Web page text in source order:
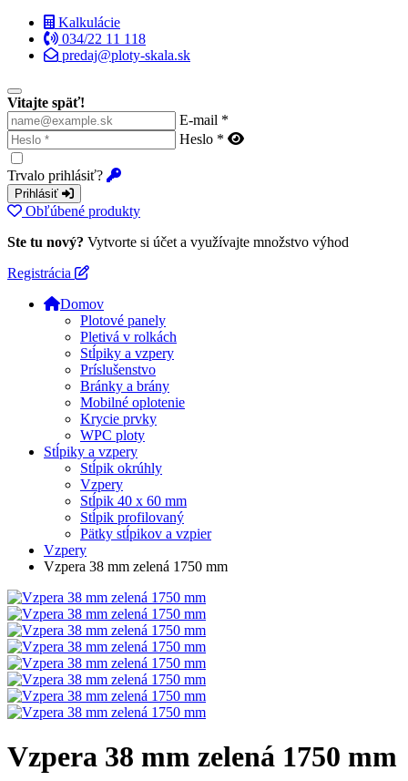
Kalkulácie
034/22 11 118
predaj@ploty-skala.sk
Vitajte späť!
E-mail *
Heslo *
Trvalo prihlásiť?
Prihlásiť
Obľúbené produkty
Ste tu nový? Vytvorte si účet a využívajte množstvo výhod
Registrácia
Domov
Plotové panely
Pletivá v rolkách
Stĺpiky a vzpery
Príslušenstvo
Bránky a brány
Mobilné oplotenie
Krycie prvky
WPC ploty
Stĺpiky a vzpery
Stĺpik okrúhly
Vzpery
Stĺpik 40 x 60 mm
Stĺpik profilovaný
Pätky stĺpikov a vzpier
Vzpery
Vzpera 38 mm zelená 1750 mm
Vzpera 38 mm zelená 1750 mm